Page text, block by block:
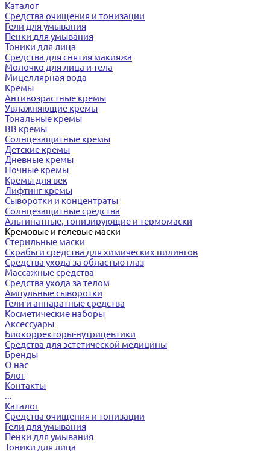
Каталог
Средства очищения и тонизации
Гели для умывания
Пенки для умывания
Тоники для лица
Средства для снятия макияжа
Молочко для лица и тела
Мицеллярная вода
Кремы
Антивозрастные кремы
Увлажняющие кремы
Тональные кремы
BB кремы
Солнцезащитные кремы
Детские кремы
Дневные кремы
Ночные кремы
Кремы для век
Лифтинг кремы
Сыворотки и концентраты
Солнцезащитные средства
Альгинатные, тонизирующие и термомаски
Кремовые и гелевые маски
Стерильные маски
Скрабы и средства для химических пилингов
Средства ухода за областью глаз
Массажные средства
Средства ухода за телом
Ампульные сыворотки
Гели и аппаратные средства
Косметические наборы
Аксессуары
Биокорректоры-нутрицевтики
Средства для эстетической медицины
Бренды
О нас
Блог
Контакты
...
Каталог
Средства очищения и тонизации
Гели для умывания
Пенки для умывания
Тоники для лица